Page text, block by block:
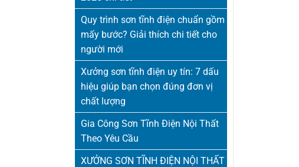
Quy trình sơn tĩnh điện chuẩn gồm
mấy bước? Giải thích chi tiết cho
người mới
Xưởng sơn tĩnh điện uy tín: 7 dấu
hiệu giúp bạn chọn đúng đơn vị
chất lượng
Gia Công Sơn Tĩnh Điện Nội Thất
Theo Yêu Cầu
XƯỞNG SƠN TĨNH ĐIỆN NỘI THẤT